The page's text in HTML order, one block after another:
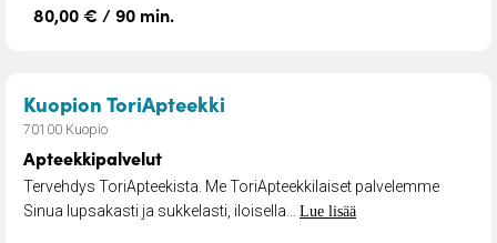
80,00 € / 90 min.
Kuopion ToriApteekki
70100 Kuopio
Apteekkipalvelut
Tervehdys ToriApteekista. Me ToriApteekkilaiset palvelemme
Sinua lupsakasti ja sukkelasti, iloisella... Lue lisää